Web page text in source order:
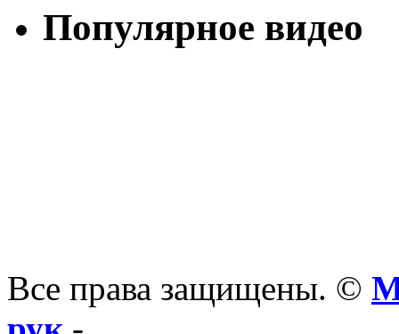
Популярное видео
Все права защищены. ©